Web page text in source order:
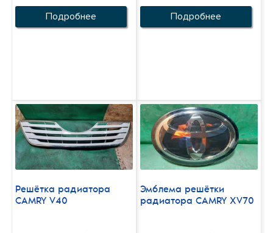
Подробнее Подробнее
Решётка радиатора
CAMRY V40
Эмблема решётки
радиатора CAMRY XV70